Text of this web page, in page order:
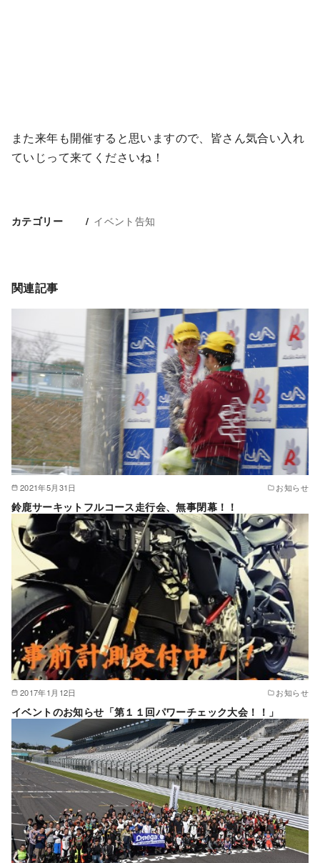
また来年も開催すると思いますので、皆さん気合い入れ
ていじって来てくださいね！
カテゴリー イベント告知
関連記事
2021年5月31日 お知らせ
鈴鹿サーキットフルコース走行会、無事閉幕！！
2017年1月12日 お知らせ
イベントのお知らせ「第１１回パワーチェック大会！！」